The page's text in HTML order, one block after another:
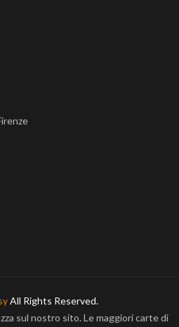
All Rights Reserved.
sul nostro sito. Le maggiori carte di